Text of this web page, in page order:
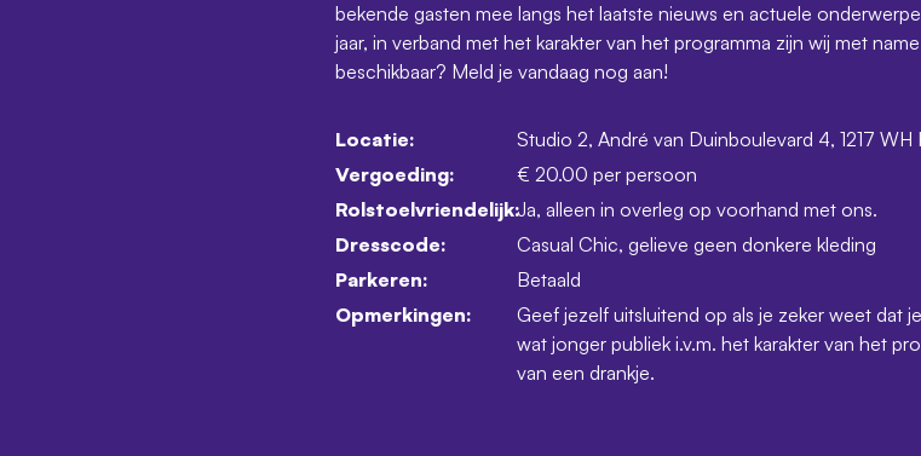
bekende gasten mee langs het laatste nieuws en actuele
jaar, in verband met het karakter van het programma zijn wij met
beschikbaar? Meld je vandaag nog aan!
Locatie:
Studio 2, André van Duinboulevard 4, 1217 WH
Vergoeding:
€ 20.00 per persoon
Rolstoelvriendelijk:Ja, alleen in overleg op voorhand met ons.
Dresscode:
Casual Chic, gelieve geen donkere kleding
Parkeren:
Betaald
Opmerkingen:
Geef jezelf uitsluitend op als je zeker weet dat
wat jonger publiek i.v.m. het karakter van het
van een drankje.